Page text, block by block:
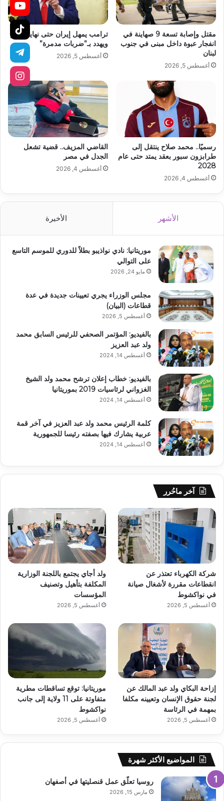
مقتل وإصابة تسعة 9 صهاينة في
انفجار عبوة داخل مبنى في جنوب
لبنان
أغسطس 5, 2026
ترامب يمهل إيران حتى نهاية اليوم
ويهدد بـ”ضربات مدمرة”
أغسطس 5, 2026
رسميًا.. محمد صلاح ينتقل إلى
طرابزون سبور بعقد يمتد حتى عام
2028
أغسطس 4, 2026
القاضي المزيف.. قضية تشعل
الجدل في مصر
أغسطس 4, 2026
الأشهر الأخيرة
موريتانيا: نادي نواذيبو بطلاً للدوري للموسم التاسع
على التوالي
مايو 24, 2026
مجلس الوزراء يجري تعيينات جديدة في عدة
قطاعات (البيان)
أغسطس 5, 2026
بالفيديو: المؤتمر الصحفي للرئيس السابق محمد
ولد عبد العزيز
أغسطس 14, 2024
بالفيديو: خطاب إعلان ترشح محمد ولد الشيخ
الغزواني لرئاسيات 2019 بموريتانيا
أغسطس 14, 2024
كلمة الرئيس محمد ولد عبد العزيز في آخر قمة
عربية يشارك فيها بصفته رئيسا للجمهورية
أغسطس 14, 2024
آخر ماحُرر
شركة الكهرباء تعتذر عن
انقطاعات مقررة لأشغال صيانة
في نواكشوط
أغسطس 5, 2026
ولد أجاي يجتمع باللجنة الوزارية
المكلفة بتأهيل وتصنيف
المؤسسات
أغسطس 5, 2026
إزاحة البكاي ولد عبد المالك عن
لجنة حقوق الإنسان وتعيينه مكلفا
بمهمة في الرئاسة
أغسطس 5, 2026
موريتانيا: توقع تساقطات مطرية
متفاوتة على 11 ولاية إلى جانب
نواكشوط
أغسطس 5, 2026
المواضيع الأكثر شهرة
روسيا تعلّق عمل قنصليتها في أصفهان
مارس 15, 2026